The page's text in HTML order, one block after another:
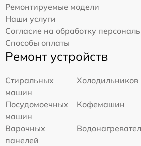
Ремонтируемые модели
Наши услуги
Согласие на обработку
Способы оплаты
Ремонт устройств
Стиральных
машин
Холодильников
Посудомоечных
машин
Кофемашин
Варочных
панелей